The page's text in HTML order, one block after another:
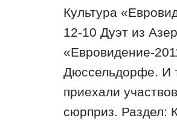
Культура
12-10 Дуэт из
«Евровидение-
Дюссельдорфе. И
приехали
сюрприз. Раздел: